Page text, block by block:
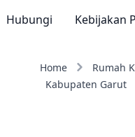
Hubungi Kebijakan
Home Rumah
Kabupaten Garut